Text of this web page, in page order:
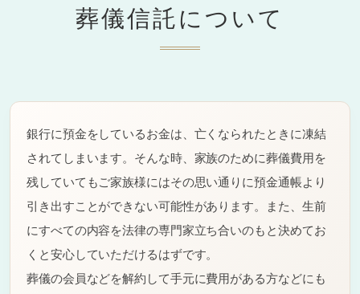
葬儀信託について
銀行に預金をしているお金は、亡くなられたときに凍結
されてしまいます。そんな時、家族のために葬儀費用を
残していてもご家族様にはその思い通りに預金通帳より
引き出すことができない可能性があります。また、生前
にすべての内容を法律の専門家立ち合いのもと決めてお
くと安心していただけるはずです。
葬儀の会員などを解約して手元に費用がある方などにも